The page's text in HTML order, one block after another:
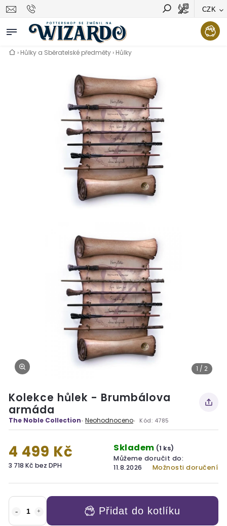
CZK
Vyhledávání Hledat
› Hůlky a Sběratelské předměty › Hůlky
1 / 2
Kolekce hůlek - Brumbálova
armáda
The Noble Collection Neohodnoceno Kód: 4785
4 499 Kč
3 718 Kč bez DPH
Skladem (1 ks)
Můžeme doručit do:
11.8.2026
Možnosti doručení
Přidat do kotlíku